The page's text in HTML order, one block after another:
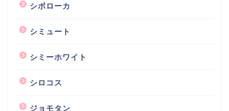
シボローカ
シミュート
シミーホワイト
シロコス
ジョモタン